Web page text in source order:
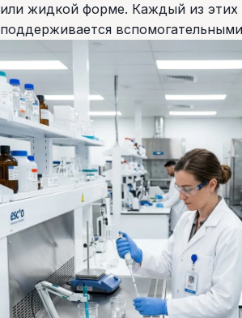
или жидкой форме. Каждый из этих
поддерживается